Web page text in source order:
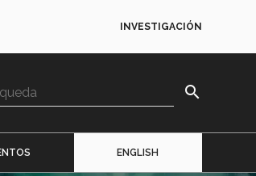
INVESTIGACIÓN
search
ENGLISH